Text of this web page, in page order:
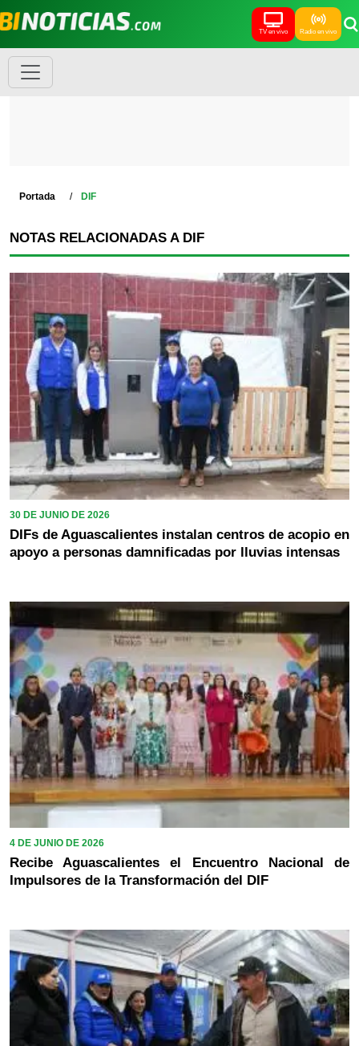
TV en vivo Radio en vivo
Portada DIF
NOTAS RELACIONADAS A DIF
30 DE JUNIO DE 2026
DIFs de Aguascalientes instalan centros de acopio en
apoyo a personas damnificadas por lluvias intensas
4 DE JUNIO DE 2026
Recibe Aguascalientes el Encuentro Nacional de
Impulsores de la Transformación del DIF